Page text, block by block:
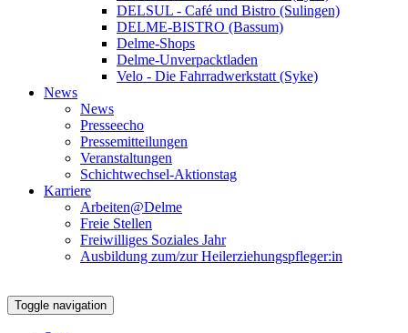
DELSUL - Café und Bistro (Sulingen)
DELME-BISTRO (Bassum)
Delme-Shops
Delme-Unverpacktladen
Velo - Die Fahrradwerkstatt (Syke)
News
News
Presseecho
Pressemitteilungen
Veranstaltungen
Schichtwechsel-Aktionstag
Karriere
Arbeiten@Delme
Freie Stellen
Freiwilliges Soziales Jahr
Ausbildung zum/zur Heilerziehungspfleger:in
Toggle navigation